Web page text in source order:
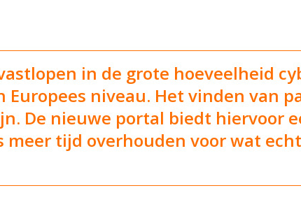
in de grote hoeveelheid
niveau. Het vinden van
De nieuwe portal biedt hiervoor
tijd overhouden voor wat